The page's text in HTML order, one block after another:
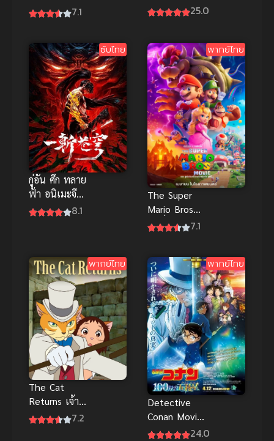
เดือด ชมรมกา
7.1
หญิงทะลุมิติ25.0
ซับไทย
กู่อัน ศึก ทลาย
ฟ้า อนิเมะจีน
แนวกำลัง 8.1
พากย์ไทย
The Super
Mario Bros
มูฟวี่ พากย์
ผจญภัยตะลุย
ด่านสุดฮิต
7.1
พากย์ไทย
The Cat
Returns เจ้า
แมว ยอด 7.2
พากย์ไทย
Detective
Conan Movie
27 : ปริศนา24.0